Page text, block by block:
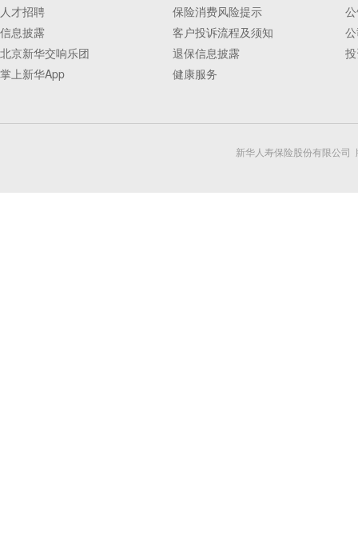
人才招聘
信息披露
北京新华交响乐团
掌上新华App
保险消费风险提示
客户投诉流程及须知
退保信息披露
健康服务
新华人寿保险股份有限公